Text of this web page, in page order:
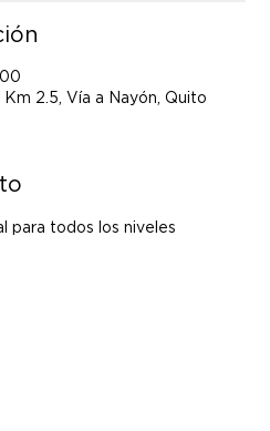
2.5, Vía a Nayón, Quito
para todos los niveles